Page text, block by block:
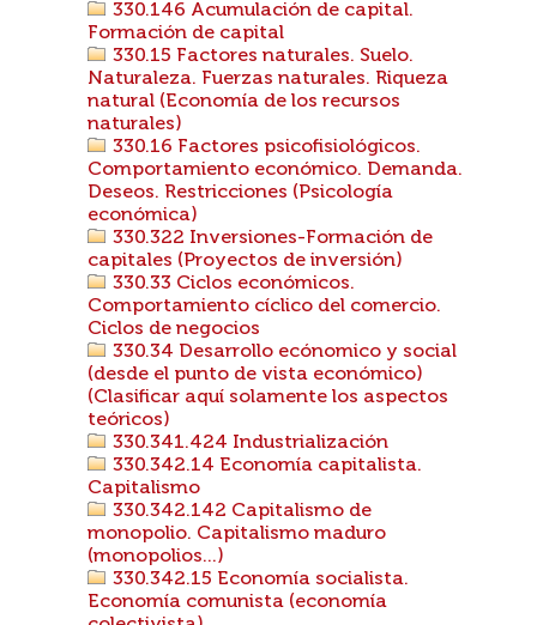
330.146 Acumulación de capital.
Formación de capital
330.15 Factores naturales. Suelo.
Naturaleza. Fuerzas naturales. Riqueza
natural (Economía de los recursos
naturales)
330.16 Factores psicofisiológicos.
Comportamiento económico. Demanda.
Deseos. Restricciones (Psicología
económica)
330.322 Inversiones-Formación de
capitales (Proyectos de inversión)
330.33 Ciclos económicos.
Comportamiento cíclico del comercio.
Ciclos de negocios
330.34 Desarrollo ecónomico y social
(desde el punto de vista económico)
(Clasificar aquí solamente los aspectos
teóricos)
330.341.424 Industrialización
330.342.14 Economía capitalista.
Capitalismo
330.342.142 Capitalismo de
monopolio. Capitalismo maduro
(monopolios...)
330.342.15 Economía socialista.
Economía comunista (economía